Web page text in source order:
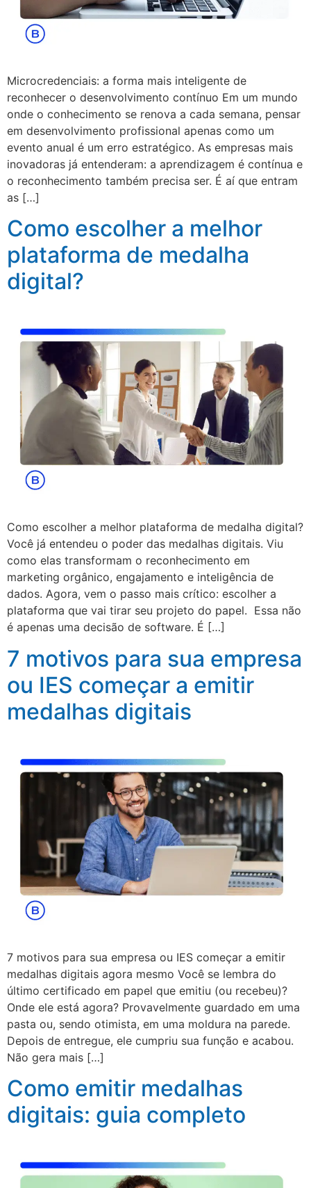
Microcredenciais: a forma mais inteligente de
reconhecer o desenvolvimento contínuo Em um mundo
onde o conhecimento se renova a cada semana, pensar
em desenvolvimento profissional apenas como um
evento anual é um erro estratégico. As empresas mais
inovadoras já entenderam: a aprendizagem é contínua e
o reconhecimento também precisa ser. É aí que entram
as […]
Como escolher a melhor
plataforma de medalha
digital?
Como escolher a melhor plataforma de medalha digital?
Você já entendeu o poder das medalhas digitais. Viu
como elas transformam o reconhecimento em
marketing orgânico, engajamento e inteligência de
dados. Agora, vem o passo mais crítico: escolher a
plataforma que vai tirar seu projeto do papel. Essa não
é apenas uma decisão de software. É […]
7 motivos para sua empresa
ou IES começar a emitir
medalhas digitais
7 motivos para sua empresa ou IES começar a emitir
medalhas digitais agora mesmo Você se lembra do
último certificado em papel que emitiu (ou recebeu)?
Onde ele está agora? Provavelmente guardado em uma
pasta ou, sendo otimista, em uma moldura na parede.
Depois de entregue, ele cumpriu sua função e acabou.
Não gera mais […]
Como emitir medalhas
digitais: guia completo